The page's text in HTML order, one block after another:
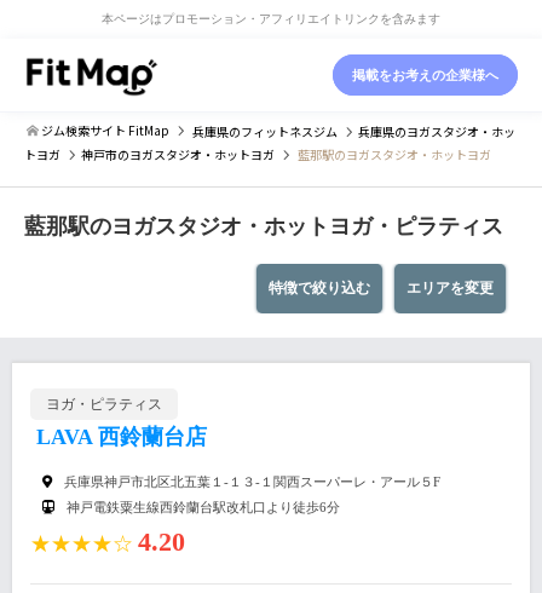
本ページはプロモーション・アフィリエイトリンクを含みます
掲載をお考えの企業様へ
ジム検索サイト FitMap 兵庫県のフィットネスジム 兵庫県のヨガスタジオ・ホッ
トヨガ
神戸市のヨガスタジオ・ホットヨガ 藍那駅のヨガスタジオ・ホットヨガ
藍那駅のヨガスタジオ・ホットヨガ・ピラティス
エリアを変更
特徴で絞り込む
ヨガ・ピラティス
LAVA 西鈴蘭台店
兵庫県神戸市北区北五葉１-１３-１関西スーパーレ・アール５F
神戸電鉄粟生線西鈴蘭台駅改札口より徒歩6分
★★★★☆ 4.20